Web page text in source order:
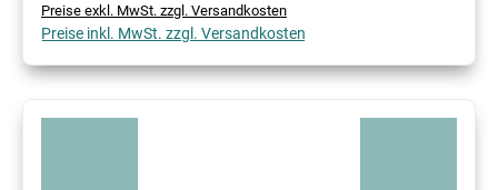
Preise exkl. MwSt. zzgl. Versandkosten
Preise inkl. MwSt. zzgl. Versandkosten